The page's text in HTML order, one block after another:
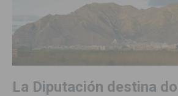
La Diputación destina